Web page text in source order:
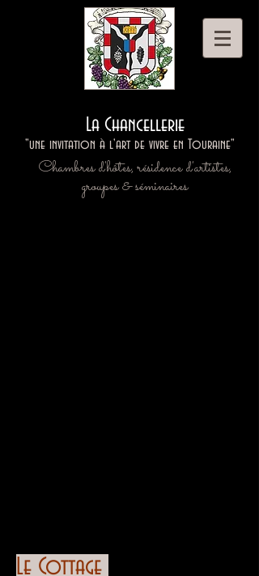
La Chancellerie
Chambres d'hôtes, résidence d'artistes,
groupes & séminaires
"une invitation à l'art de vivre en Touraine"
Le Cottage